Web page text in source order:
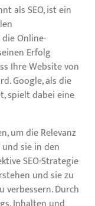
als SEO, ist ein
Online-
Erfolg
Ihre Website von
Google, als die
spielt dabei eine
um die Relevanz
sie in den
SEO-Strategie
und sie zu
verbessern. Durch